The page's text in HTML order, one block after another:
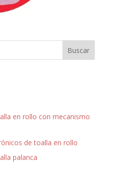
en rollo con mecanismo
de toalla en rollo
palanca